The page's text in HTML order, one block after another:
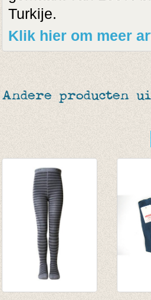
Turkije.
Klik hier om meer
Andere producten